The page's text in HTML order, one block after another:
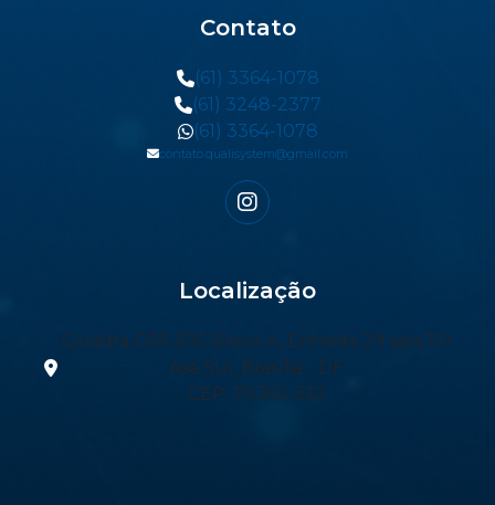
Contato
(61) 3364-1078
(61) 3248-2377
(61) 3364-1078
contato.qualisystem@gmail.com
Localização
Quadra CRS 505 Bloco A, Entrada 29 sala 101
Asa Sul, Brasília - DF
CEP: 70350-510